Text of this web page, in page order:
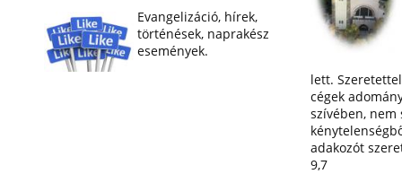
lett.
cégek
szívében, nem
adakozót
9,7
Evangelizáció, hírek,
történések, naprakész
események.